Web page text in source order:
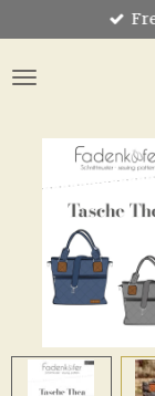
Hauptinhalt
springen